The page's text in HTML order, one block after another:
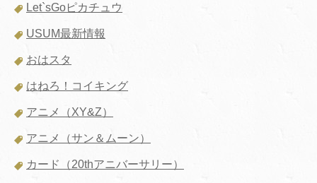
Let`sGoピカチュウ
USUM最新情報
おはスタ
はねろ！コイキング
アニメ（XY&Z）
アニメ（サン＆ムーン）
カード（20thアニバーサリー）